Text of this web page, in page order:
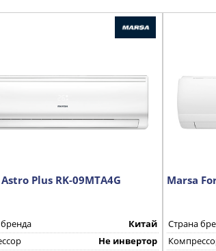
Plus RK-09MTA4G
Китай
Не инвертор
Marsa
Страна